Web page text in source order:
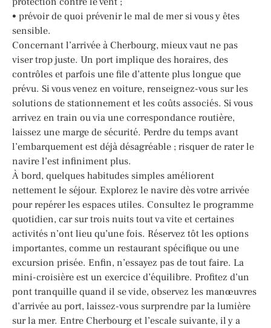
• prévoir de quoi prévenir le mal de mer si vous y êtes
sensible.
Concernant l’arrivée à Cherbourg, mieux vaut ne pas
viser trop juste. Un port implique des horaires, des
contrôles et parfois une file d’attente plus longue que
prévu. Si vous venez en voiture, renseignez-vous sur les
solutions de stationnement et les coûts associés. Si vous
arrivez en train ou via une correspondance routière,
laissez une marge de sécurité. Perdre du temps avant
l’embarquement est déjà désagréable ; risquer de rater le
navire l’est infiniment plus.
À bord, quelques habitudes simples améliorent
nettement le séjour. Explorez le navire dès votre arrivée
pour repérer les espaces utiles. Consultez le programme
quotidien, car sur trois nuits tout va vite et certaines
activités n’ont lieu qu’une fois. Réservez tôt les options
importantes, comme un restaurant spécifique ou une
excursion prisée. Enfin, n’essayez pas de tout faire. La
mini-croisière est un exercice d’équilibre. Profitez d’un
pont tranquille quand il se vide, observez les manœuvres
d’arrivée au port, laissez-vous surprendre par la lumière
sur la mer. Entre Cherbourg et l’escale suivante, il y a